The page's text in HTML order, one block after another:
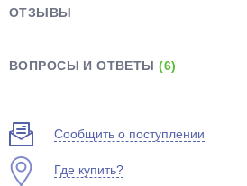
ОТЗЫВЫ
ВОПРОСЫ И ОТВЕТЫ(6)
Сообщить о поступлении
Где купить?